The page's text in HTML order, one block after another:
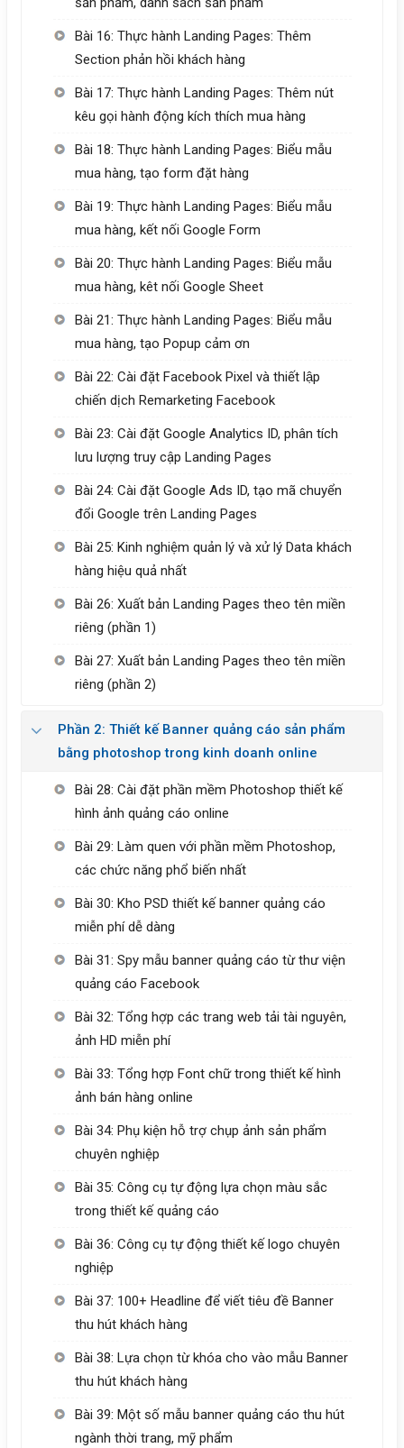
Bài 16: Thực hành Landing Pages: Thêm
Section phản hồi khách hàng
Bài 17: Thực hành Landing Pages: Thêm nút
kêu gọi hành động kích thích mua hàng
Bài 18: Thực hành Landing Pages: Biểu mẫu
mua hàng, tạo form đặt hàng
Bài 19: Thực hành Landing Pages: Biểu mẫu
mua hàng, kết nối Google Form
Bài 20: Thực hành Landing Pages: Biểu mẫu
mua hàng, kêt nối Google Sheet
Bài 21: Thực hành Landing Pages: Biểu mẫu
mua hàng, tạo Popup cảm ơn
Bài 22: Cài đặt Facebook Pixel và thiết lập
chiến dịch Remarketing Facebook
Bài 23: Cài đặt Google Analytics ID, phân tích
lưu lượng truy cập Landing Pages
Bài 24: Cài đặt Google Ads ID, tạo mã chuyển
đổi Google trên Landing Pages
Bài 25: Kinh nghiệm quản lý và xử lý Data khách
hàng hiệu quả nhất
Bài 26: Xuất bản Landing Pages theo tên miền
riêng (phần 1)
Bài 27: Xuất bản Landing Pages theo tên miền
riêng (phần 2)
Phần 2: Thiết kế Banner quảng cáo sản phẩm
bằng photoshop trong kinh doanh online
Bài 28: Cài đặt phần mềm Photoshop thiết kế
hình ảnh quảng cáo online
Bài 29: Làm quen với phần mềm Photoshop,
các chức năng phổ biến nhất
Bài 30: Kho PSD thiết kế banner quảng cáo
miễn phí dễ dàng
Bài 31: Spy mẫu banner quảng cáo từ thư viện
quảng cáo Facebook
Bài 32: Tổng hợp các trang web tải tài nguyên,
ảnh HD miễn phí
Bài 33: Tổng hợp Font chữ trong thiết kế hình
ảnh bán hàng online
Bài 34: Phụ kiện hỗ trợ chụp ảnh sản phẩm
chuyên nghiệp
Bài 35: Công cụ tự động lựa chọn màu sắc
trong thiết kế quảng cáo
Bài 36: Công cụ tự động thiết kế logo chuyên
nghiệp
Bài 37: 100+ Headline để viết tiêu đề Banner
thu hút khách hàng
Bài 38: Lựa chọn từ khóa cho vào mẫu Banner
thu hút khách hàng
Bài 39: Một số mẫu banner quảng cáo thu hút
ngành thời trang, mỹ phẩm